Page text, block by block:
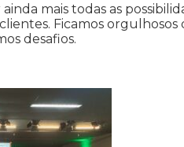
mais todas as
Ficamos
desafios.